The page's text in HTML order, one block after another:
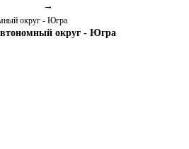
→
округ - Югра
округ - Югра